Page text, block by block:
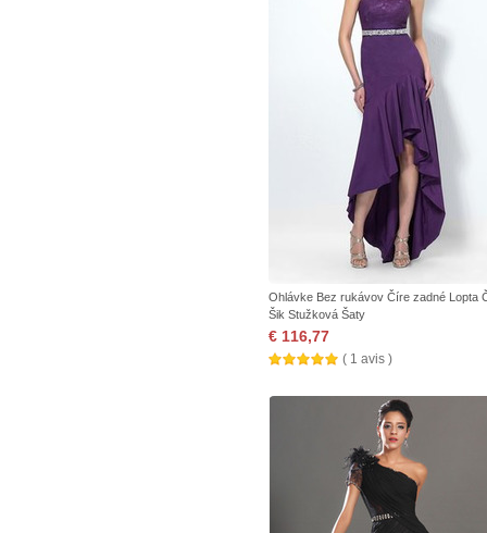
Ohlávke Bez rukávov Číre zadné Lopta
Šik Stužková Šaty
€ 116,77
( 1 avis )